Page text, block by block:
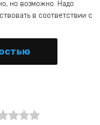
но возможно. Надо
в соответствии с